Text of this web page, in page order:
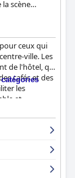
scène
ceux qui
ville. Les
de l'hôtel, qui
cafés et des
les
et
fait
salué
sont
et
Les lits sont
unique